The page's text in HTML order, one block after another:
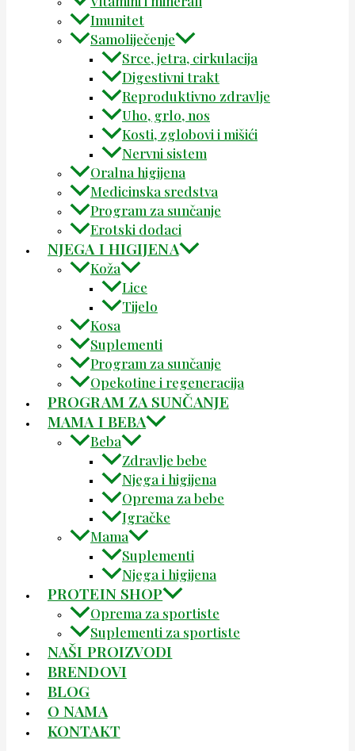
Imunitet
Samoliječenje
Srce, jetra, cirkulacija
Digestivni trakt
Reproduktivno zdravlje
Uho, grlo, nos
Kosti, zglobovi i mišići
Nervni sistem
Oralna higijena
Medicinska sredstva
Program za sunčanje
Erotski dodaci
NJEGA I HIGIJENA
Koža
Lice
Tijelo
Kosa
Suplementi
Program za sunčanje
Opekotine i regeneracija
PROGRAM ZA SUNČANJE
MAMA I BEBA
Beba
Zdravlje bebe
Njega i higijena
Oprema za bebe
Igračke
Mama
Suplementi
Njega i higijena
PROTEIN SHOP
Oprema za sportiste
Suplementi za sportiste
NAŠI PROIZVODI
BRENDOVI
BLOG
O NAMA
KONTAKT